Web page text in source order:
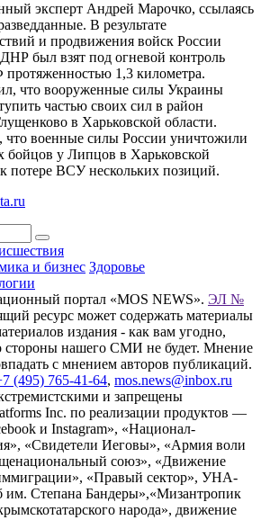
эксперт Андрей Марочко, ссылаясь
В результате
и продвижения войск России
был взят под огневой контроль
1,3 километра.
что вооруженные силы Украины
частью своих сил в район
в Харьковской области.
что военные силы России уничтожили
бойцов у Липцов в Харьковской
потере ВСУ нескольких позиций.
и бизнес Здоровье
портал «MOS NEWS». ЭЛ №
ресурс может содержать материалы
издания - как вам угодно,
стороны нашего СМИ не будет. Мнение
с мнением авторов публикаций.
(495) 765-41-64, mos.news@inbox.ru
и запрещены
Inc. по реализации продуктов —
и Instagram», «Национал-
«Свидетели Иеговы», «Армия воли
союз», «Движение
«Правый сектор», УНА-
Степана Бандеры»,«Мизантропик
народа», движение